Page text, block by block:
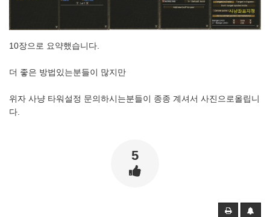
10장으로 요약했습니다.
더 좋은 방법있는분들이 많지만
위자 사냥 타워설정 문의하시는분들이 종종 계셔서 사진으로올립니
다.
5